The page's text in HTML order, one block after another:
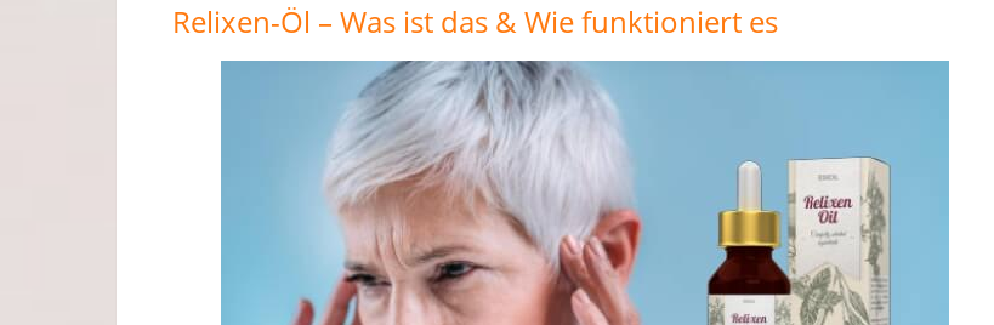
Relixen-Öl – Was ist das & Wie funktioniert es